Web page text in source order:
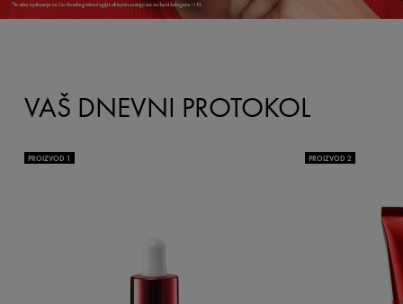
VAŠ DNEVNI PROTOKOL
PROIZVOD 1 PROIZVOD 2